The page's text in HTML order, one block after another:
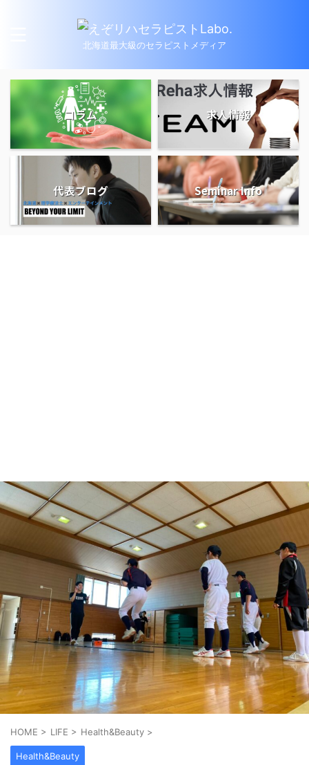
北海道最大級のセラピストメディア
コラム 求人情報
代表ブログ Seminar Info
HOME > LIFE > Health&Beauty >
Health&Beauty